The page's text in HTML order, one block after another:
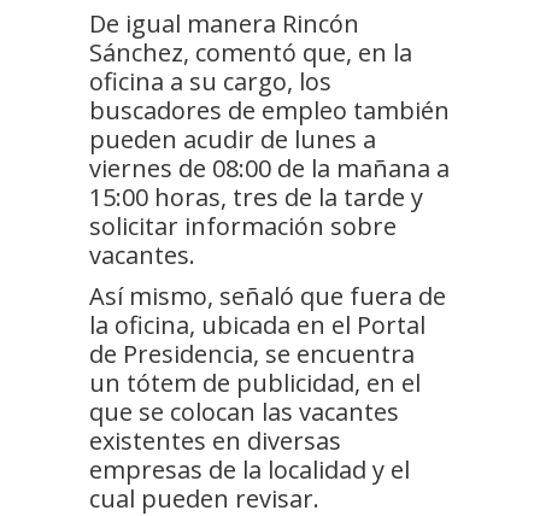
De igual manera Rincón
Sánchez, comentó que, en la
oficina a su cargo, los
buscadores de empleo también
pueden acudir de lunes a
viernes de 08:00 de la mañana a
15:00 horas, tres de la tarde y
solicitar información sobre
vacantes.
Así mismo, señaló que fuera de
la oficina, ubicada en el Portal
de Presidencia, se encuentra
un tótem de publicidad, en el
que se colocan las vacantes
existentes en diversas
empresas de la localidad y el
cual pueden revisar.